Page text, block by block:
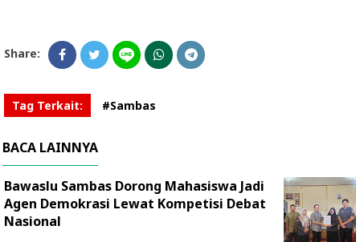
Share:
Tag Terkait: #Sambas
BACA LAINNYA
Bawaslu Sambas Dorong Mahasiswa Jadi
Agen Demokrasi Lewat Kompetisi Debat
Nasional